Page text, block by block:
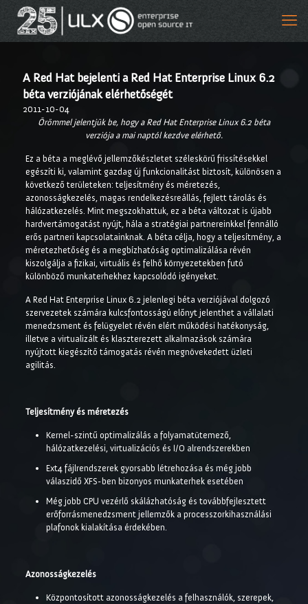
A Red Hat bejelenti a Red Hat Enterprise Linux 6.2
béta verziójának elérhetőségét
2011-10-04
Örömmel jelentjük be, hogy a Red Hat Enterprise Linux 6.2 béta
verziója a mai naptól kezdve elérhető.
Ez a béta a meglévő jellemzőkészletet széleskörű frissítésekkel
egészíti ki, valamint gazdag új funkcionalitást biztosít, különösen a
következő területeken: teljesítmény és méretezés,
azonosságkezelés, magas rendelkezésreállás, fejlett tárolás és
hálózatkezelés. Mint megszokhattuk, ez a béta változat is újabb
hardvertámogatást nyújt, hála a stratégiai partnereinkkel fennálló
erős partneri kapcsolatainknak. A béta célja, hogy a teljesítmény, a
méretezhetőség és a megbízhatóság optimalizálása révén
kiszolgálja a fizikai, virtuális és felhő környezetekben futó
különböző munkaterhekhez kapcsolódó igényeket.
A Red Hat Enterprise Linux 6.2 jelenlegi béta verziójával dolgozó
szervezetek számára kulcsfontosságú előnyt jelenthet a vállalati
menedzsment és felügyelet révén elért működési hatékonyság,
illetve a virtualizált és klaszterezett alkalmazások számára
nyújtott kiegészítő támogatás révén megnövekedett üzleti
agilitás.
Teljesítmény és méretezés
Kernel-szintű optimalizálás a folyamatütemező,
hálózatkezelési, virtualizációs és I/O alrendszerekben
Ext4 fájlrendszerek gyorsabb létrehozása és még jobb
válaszidő XFS-ben bizonyos munkaterhek esetében
Még jobb CPU vezérlő skálázhatóság és továbbfejlesztett
erőforrásmenedzsment jellemzők a processzorkihasználási
plafonok kialakítása érdekében.
Azonosságkezelés
Központosított azonosságkezelés a felhasználók, szerepek,